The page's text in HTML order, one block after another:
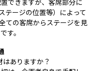
できますが、客席部分に
テージの位置等）によって
ての客席からステージを見
す。
ありますか？